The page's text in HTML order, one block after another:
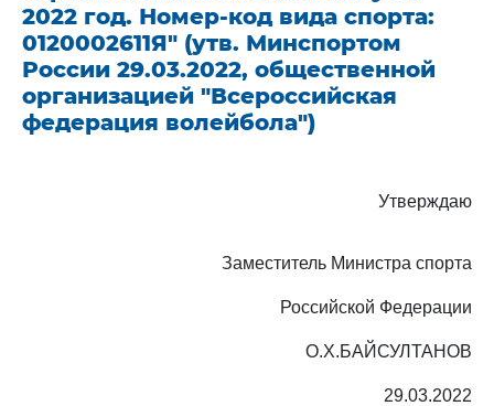
2022 год. Номер-код вида спорта:
0120002611Я" (утв. Минспортом
России 29.03.2022, общественной
организацией "Всероссийская
федерация волейбола")
Утверждаю
Заместитель Министра спорта
Российской Федерации
О.Х.БАЙСУЛТАНОВ
29.03.2022